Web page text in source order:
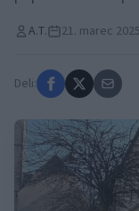
A.T. 21. marec
Deli: